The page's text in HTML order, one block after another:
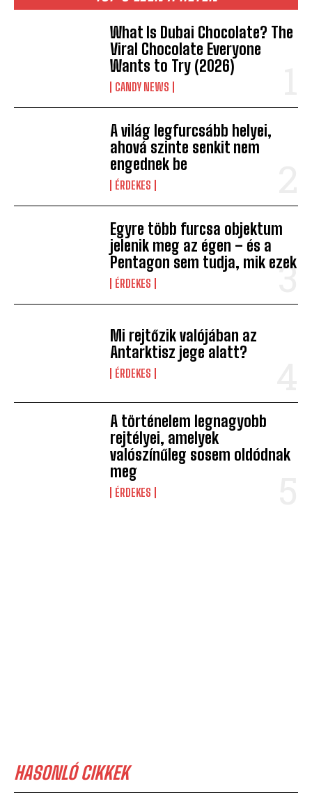
What Is Dubai Chocolate? The
Viral Chocolate Everyone
Wants to Try (2026)
CANDY NEWS
A világ legfurcsább helyei,
ahová szinte senkit nem
engednek be
ÉRDEKES
Egyre több furcsa objektum
jelenik meg az égen – és a
Pentagon sem tudja, mik ezek
ÉRDEKES
Mi rejtőzik valójában az
Antarktisz jege alatt?
ÉRDEKES
A történelem legnagyobb
rejtélyei, amelyek
valószínűleg sosem oldódnak
meg
ÉRDEKES
HASONLÓ CIKKEK